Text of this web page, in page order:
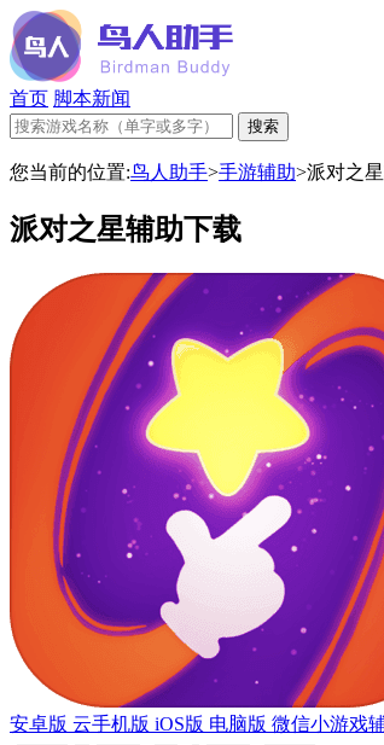
首页 脚本新闻
您当前的位置:鸟人助手>手游辅助>派对之
派对之星辅助下载
安卓版 云手机版 iOS版 电脑版 微信小游戏